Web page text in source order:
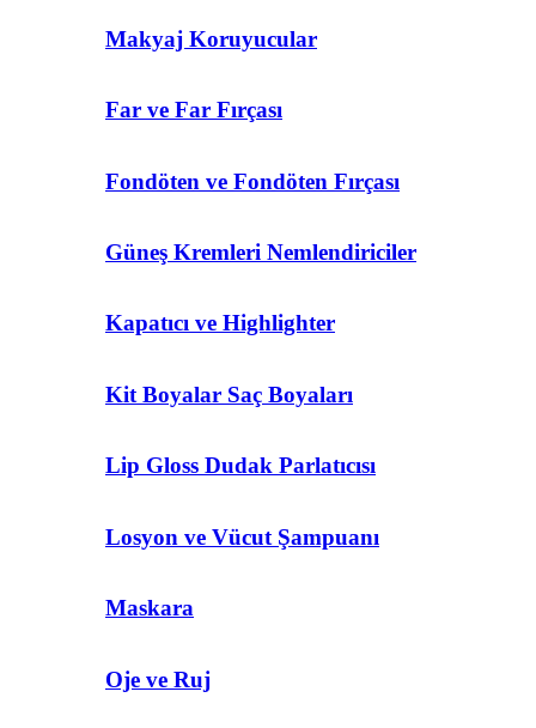
Makyaj Koruyucular
Far ve Far Fırçası
Fondöten ve Fondöten Fırçası
Güneş Kremleri Nemlendiriciler
Kapatıcı ve Highlighter
Kit Boyalar Saç Boyaları
Lip Gloss Dudak Parlatıcısı
Losyon ve Vücut Şampuanı
Maskara
Oje ve Ruj